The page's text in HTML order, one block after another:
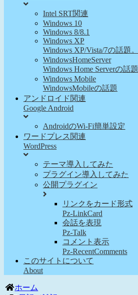
Intel SRT関連
Windows 10
Windows 8/8.1
Windows XP
Windows XP/Vista/7の話題。
WindowsHomeServer
Windows Home Serverの話題
Windows Mobile
WindowsMobileの話題
アンドロイド関連
Google Android
AndroidのWi-Fi簡単設定
ワードプレス関連
WordPress
テーマ導入してみた
プラグイン導入してみた
公開プラグイン
リンクをカード形式
Pz-LinkCard
会話を表現
Pz-Talk
コメント表示
Pz-RecentComments
このサイトについて
About
ホーム